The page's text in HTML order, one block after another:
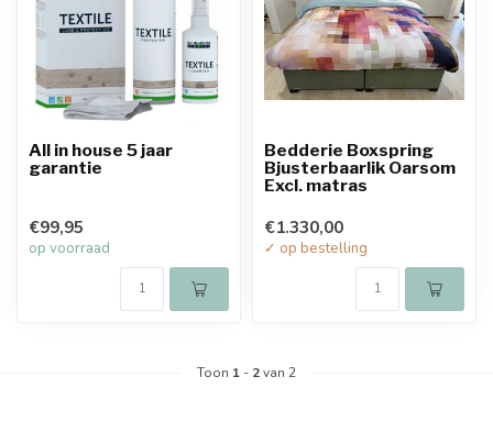
All in house 5 jaar
garantie
€99,95
op voorraad
Bedderie Boxspring
Bjusterbaarlik Oarsom
Excl. matras
€1.330,00
✓ op bestelling
Toon 1 - 2van 2